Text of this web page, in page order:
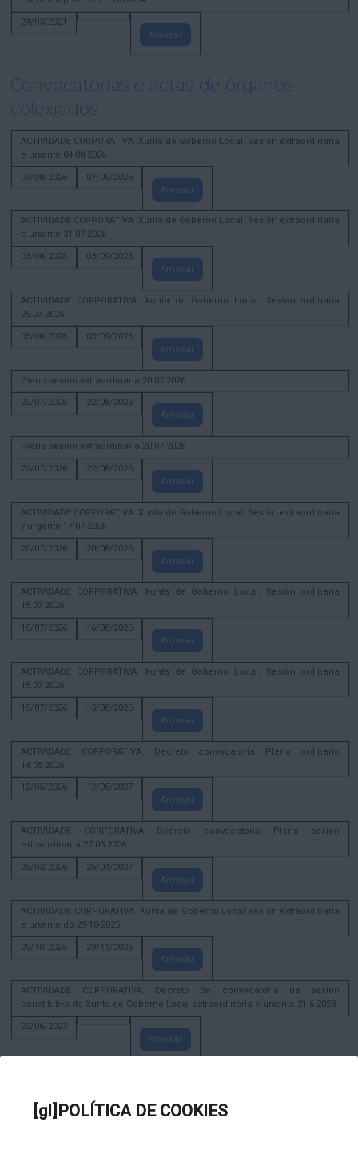
[gl]POLÍTICA DE COOKIES
24/03/2021
Amosar
Convocatorias e actas de órganos
colexiados
ACTIVIDADE CORPORATIVA. Xunta de Goberno Local. Sesión extraordinaria
e urxente 04.08.2026
07/08/2026
07/09/2026
Amosar
ACTIVIDADE CORPORATIVA. Xunta de Goberno Local. Sesión extraordinaria
e urxente 31.07.2026
03/08/2026
03/09/2026
Amosar
ACTIVIDADE CORPORATIVA. Xunta de Goberno Local. Sesión ordinaria
29.07.2026
03/08/2026
03/09/2026
Amosar
Pleno sesión extraordinaria 20.07.2026
22/07/2026
22/08/2026
Amosar
Pleno sesión extraordinaria 20.07.2026
22/07/2026
22/08/2026
Amosar
ACTIVIDADE CORPORATIVA. Xunta de Goberno Local. Sesión extraordinaria
y urgente 17.07.2026
20/07/2026
20/08/2026
Amosar
ACTIVIDADE CORPORATIVA. Xunta de Goberno Local. Sesión ordinaria
15.07.2026
16/07/2026
16/08/2026
Amosar
ACTIVIDADE CORPORATIVA. Xunta de Goberno Local. Sesión ordinaria
15.07.2026
15/07/2026
15/08/2026
Amosar
ACTIVIDADE CORPORATIVA. Decreto convocatoria Pleno ordinario
14.05.2026
12/05/2026
12/05/2027
Amosar
ACTIVIDADE CORPORATIVA Decreto convocatoria Pleno sesión
extraordinaria 27.03.2026
25/03/2026
26/04/2027
Amosar
ACTIVIDADE CORPORATIVA. Xunta de Goberno Local sesión extraordinaria
e urxente do 29-10-2025
29/10/2025
29/11/2026
Amosar
ACTIVIDADE CORPORATIVA. Decreto de convocatoria da sesión
constitutiva da Xunta de Goberno Local extraordinaria e urxente 21.6.2023
22/06/2023
Amosar
Amosar